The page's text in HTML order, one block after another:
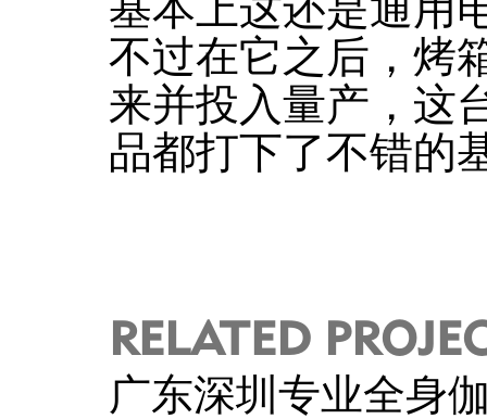
不过在它之后，烤
来并投入量产，这
品都打下了不错的
RELATED
广东深圳专业全身